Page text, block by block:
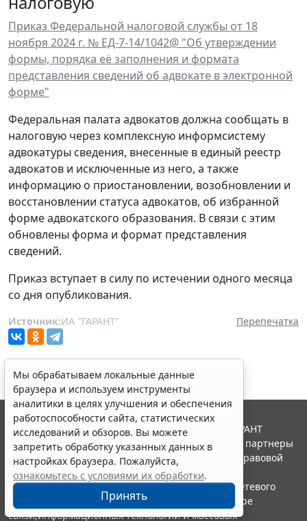
Приказ Федеральной налоговой службы от 18
ноября 2024 г. № ЕД-7-14/1042@ "Об утверждении
формы, порядка её заполнения и формата
представления сведений об адвокате в электронной
форме"
Федеральная палата адвокатов должна сообщать в
налоговую через комплексную информсистему
адвокатуры сведения, внесенные в единый реестр
адвокатов и исключенные из него, а также
информацию о приостановлении, возобновлении и
восстановлении статуса адвокатов, об избранной
форме адвокатского образования. В связи с этим
обновлены форма и формат представления
сведений.
Приказ вступает в силу по истечении одного месяца
со дня опубликования.
Источник:ИА "ГАРАНТ" Перепечатка
Мы обрабатываем локальные данные
браузера и используем инструменты
аналитики в целях улучшения и обеспечения
работоспособности сайта, статистических
исследований и обзоров. Вы можете
запретить обработку указанных данных в
настройках браузера. Пожалуйста,
ознакомьтесь с условиями их обработки.
Принять
© ООО "НПП "ГАРАНТ-СЕРВИС", 2026. Система ГАРАНТ
выпускается с 1990 года. Компания "Гарант" и ее партнеры
являются участниками Российской ассоциации правовой
информации ГАРАНТ.
Портал ГАРАНТ.РУ зарегистрирован в качестве сетевого
издания Федеральной службой по надзору в сфере
связи,информационных технологий и массовых